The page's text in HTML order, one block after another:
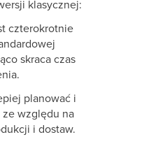
klasycznej:
czterokrotnie
skraca czas
planować i
ze względu na
i dostaw.